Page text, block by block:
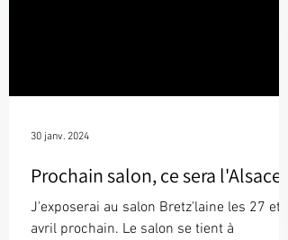
Prochain salon, ce sera l'Alsace !
J'exposerai au salon Bretz'laine les 27 et
avril prochain. Le salon se tient à
30 janv. 2024